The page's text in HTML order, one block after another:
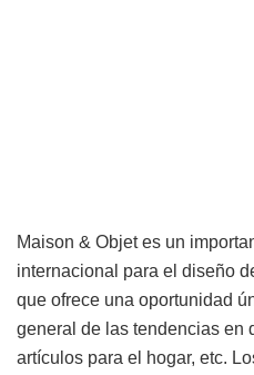
Maison & Objet es un
internacional para el diseño
que ofrece una oportunidad
general de las tendencias en
artículos para el hogar, etc.